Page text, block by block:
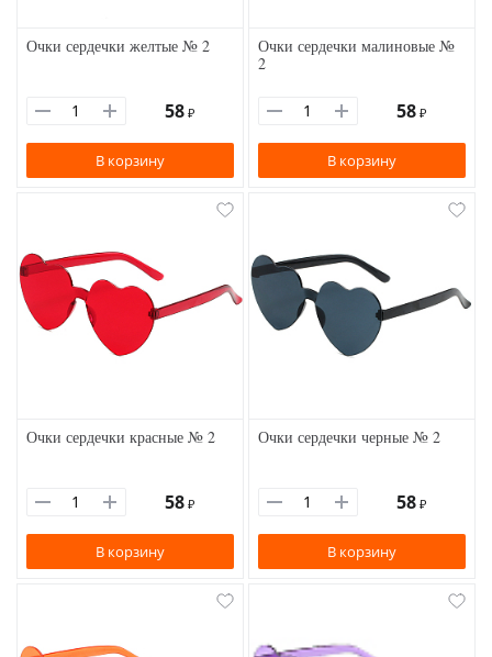
Очки сердечки желтые № 2
58 ₽
В корзину
Очки сердечки малиновые №
2
58 ₽
В корзину
Очки сердечки красные № 2
58 ₽
В корзину
Очки сердечки черные № 2
58 ₽
В корзину